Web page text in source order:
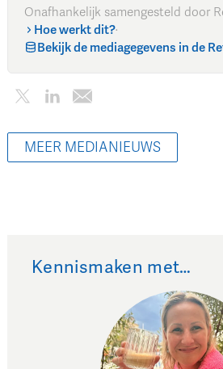
Onafhankelijk samengesteld door
Hoe werkt dit?·
Bekijk de mediagegevens in de
MEER MEDIANIEUWS
Kennismaken met…